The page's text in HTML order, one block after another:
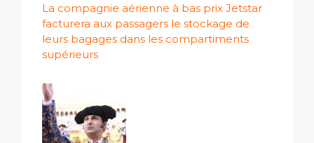
La compagnie aérienne à bas prix Jetstar
facturera aux passagers le stockage de
leurs bagages dans les compartiments
supérieurs